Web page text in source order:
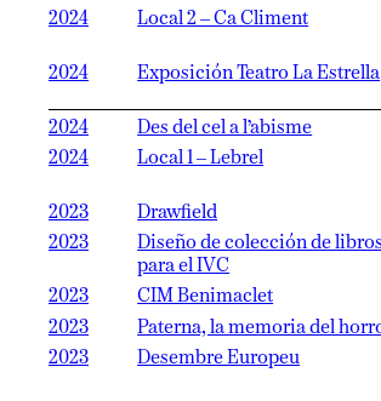
2024
Local 2 – Ca Climent
2024
Exposición Teatro La Estrella
2024
Des del cel a l’abisme
2024
Local 1 – Lebrel
2023
Drawfield
2023
Diseño de colección de libros
para el IVC
2023 CIM Benimaclet
2023
Paterna, la memoria del
2023
Desembre Europeu